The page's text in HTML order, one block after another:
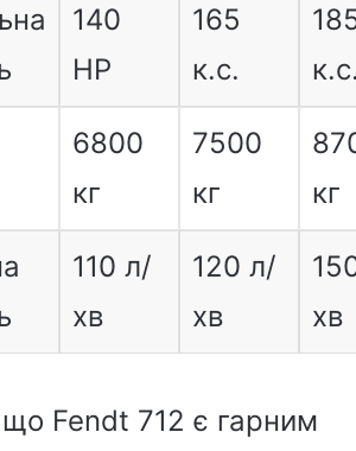
140
HP
165
к.с.
6800
кг
7500
кг
кг
110 л/
хв
120 л/
хв
хв
Fendt 712 є гарним